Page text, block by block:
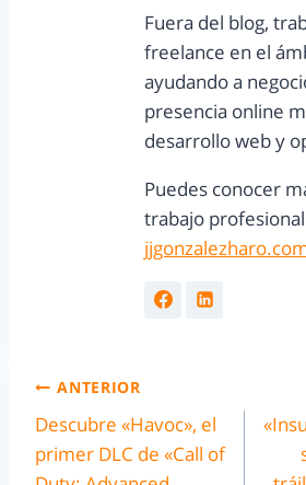
Fuera del blog,
freelance en el
ayudando a
presencia online
desarrollo web y
Puedes conocer
trabajo
ANTERIOR
Descubre «Havoc», el
primer DLC de «Call of